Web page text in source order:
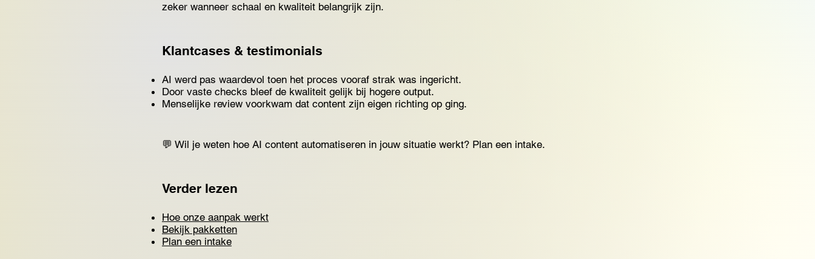
zeker wanneer schaal en kwaliteit belangrijk zijn.
Klantcases & testimonials
AI werd pas waardevol toen het proces vooraf strak was ingericht.
Door vaste checks bleef de kwaliteit gelijk bij hogere output.
Menselijke review voorkwam dat content zijn eigen richting op ging.
💬 Wil je weten hoe AI content automatiseren in jouw situatie werkt? Plan een intake.
Verder lezen
Hoe onze aanpak werkt
Bekijk pakketten
Plan een intake